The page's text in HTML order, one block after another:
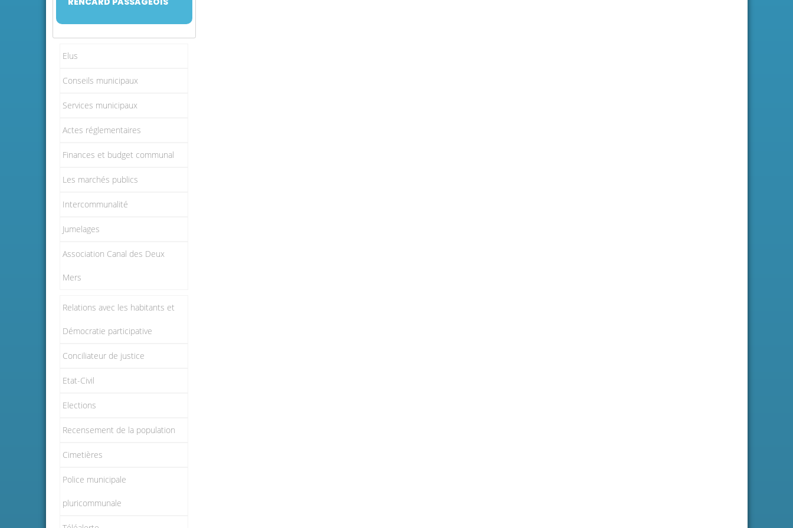
Elus
Conseils municipaux
Services municipaux
Actes réglementaires
Finances et budget communal
Les marchés publics
Intercommunalité
Jumelages
Association Canal des Deux
Mers
Relations avec les habitants et
Démocratie participative
Conciliateur de justice
Etat-Civil
Elections
Recensement de la population
Cimetières
Police municipale
pluricommunale